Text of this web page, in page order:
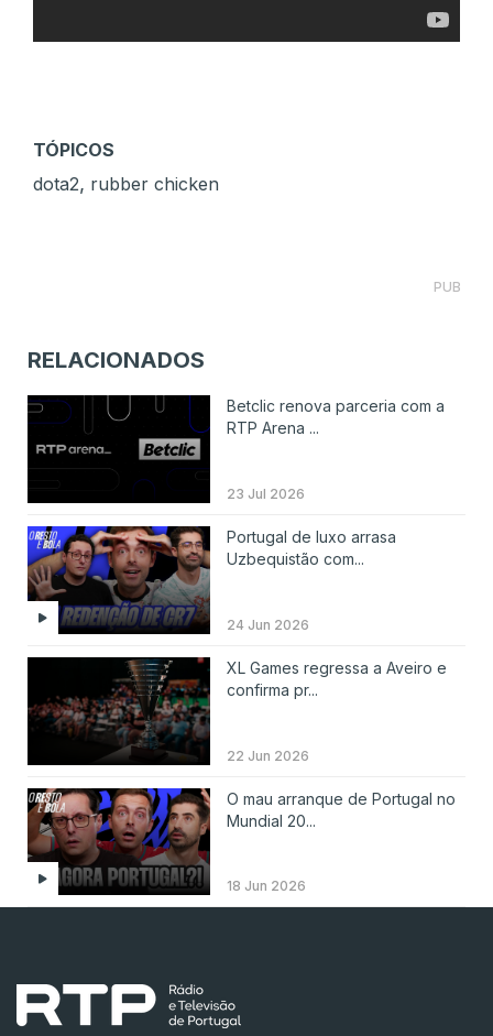
TÓPICOS
dota2, rubber chicken
PUB
RELACIONADOS
Betclic renova parceria com a
RTP Arena ...
23 Jul 2026
Portugal de luxo arrasa
Uzbequistão com...
24 Jun 2026
XL Games regressa a Aveiro e
confirma pr...
22 Jun 2026
O mau arranque de Portugal no
Mundial 20...
18 Jun 2026